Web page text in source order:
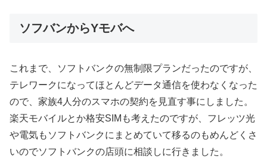
ソフバンからYモバへ
これまで、ソフトバンクの無制限プランだったのですが、
テレワークになってほとんどデータ通信を使わなくなった
ので、家族4人分のスマホの契約を見直す事にしました。
楽天モバイルとか格安SIMも考えたのですが、フレッツ光
や電気もソフトバンクにまとめていて移るのもめんどくさ
いのでソフトバンクの店頭に相談しに行きました。